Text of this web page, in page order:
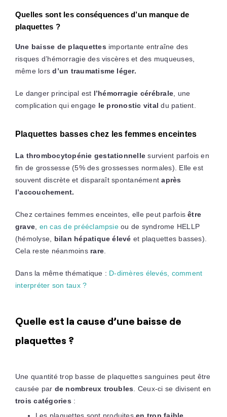
Quelles sont les conséquences d’un manque de
plaquettes ?
Une baisse de plaquettes importante entraîne des
risques d’hémorragie des viscères et des muqueuses,
même lorsd’un traumatisme léger.
Le danger principal est l’hémorragie cérébrale , une
complication qui engage le pronostic vital du patient.
Plaquettes basses chez les femmes enceintes
La thrombocytopénie gestationnelle survient parfois en
fin de grossesse (5% des grossesses normales). Elle est
souvent discrète et disparaît spontanémentaprès
l’accouchement.
Chez certaines femmes enceintes, elle peut parfoisêtre
grave en cas de prééclampsieou de syndrome HELLP
(hémolyse, bilan hépatique élevé et plaquettes basses).
Cela reste néanmoins rare
Dans la même thématique : D-dimères élevés, comment
interpréter son taux ?
Quelle est la cause d’une baisse de
plaquettes ?
Une quantité trop basse de plaquettes sanguines peut être
causée par de nombreux troubles . Ceux-ci se divisent en
trois catégories :
Les plaquettes sont produitesen trop faible